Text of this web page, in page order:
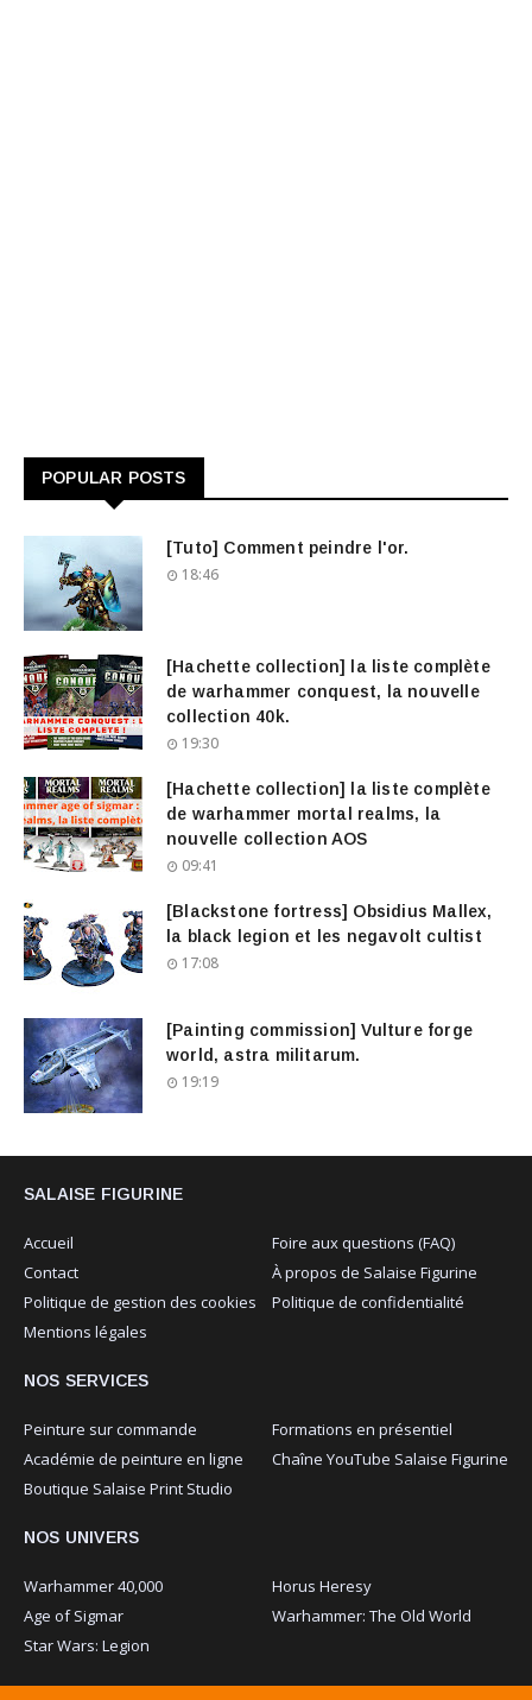
POPULAR POSTS
[Tuto] Comment peindre l'or.
18:46
[Hachette collection] la liste complète
de warhammer conquest, la nouvelle
collection 40k.
19:30
[Hachette collection] la liste complète
de warhammer mortal realms, la
nouvelle collection AOS
09:41
[Blackstone fortress] Obsidius Mallex,
la black legion et les negavolt cultist
17:08
[Painting commission] Vulture forge
world, astra militarum.
19:19
SALAISE FIGURINE
Accueil
Foire aux questions (FAQ)
Contact
À propos de Salaise Figurine
Politique de gestion des cookies
Politique de confidentialité
Mentions légales
NOS SERVICES
Peinture sur commande
Formations en présentiel
Académie de peinture en ligne
Chaîne YouTube Salaise Figurine
Boutique Salaise Print Studio
NOS UNIVERS
Warhammer 40,000
Horus Heresy
Age of Sigmar
Warhammer: The Old World
Star Wars: Legion